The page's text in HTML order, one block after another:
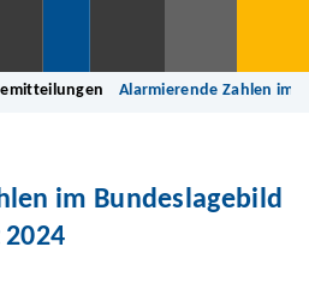
Alarmierende Zahlen im
im Bundeslagebild